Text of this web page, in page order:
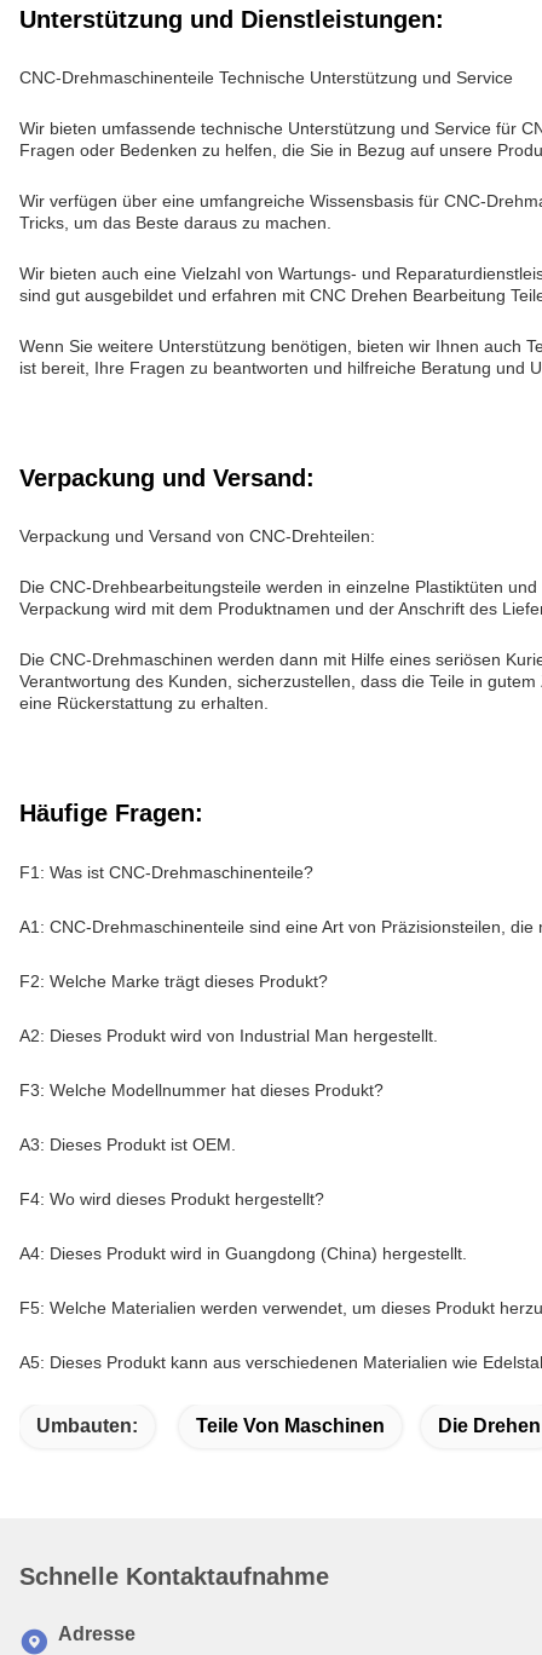
Unterstützung und Dienstleistungen:
CNC-Drehmaschinenteile Technische Unterstützung und Service
Wir bieten umfassende technische Unterstützung und Service für
Fragen oder Bedenken zu helfen, die Sie in Bezug auf unsere
Wir verfügen über eine umfangreiche Wissensbasis für CNC-
Tricks, um das Beste daraus zu machen.
Wir bieten auch eine Vielzahl von Wartungs- und
sind gut ausgebildet und erfahren mit CNC Drehen Bearbeitung
Wenn Sie weitere Unterstützung benötigen, bieten wir Ihnen auch
ist bereit, Ihre Fragen zu beantworten und hilfreiche Beratung und
Verpackung und Versand:
Verpackung und Versand von CNC-Drehteilen:
Die CNC-Drehbearbeitungsteile werden in einzelne Plastiktüten
Verpackung wird mit dem Produktnamen und der Anschrift des
Die CNC-Drehmaschinen werden dann mit Hilfe eines seriösen
Verantwortung des Kunden, sicherzustellen, dass die Teile in
eine Rückerstattung zu erhalten.
Häufige Fragen:
F1: Was ist CNC-Drehmaschinenteile?
A1: CNC-Drehmaschinenteile sind eine Art von Präzisionsteilen,
F2: Welche Marke trägt dieses Produkt?
A2: Dieses Produkt wird von Industrial Man hergestellt.
F3: Welche Modellnummer hat dieses Produkt?
A3: Dieses Produkt ist OEM.
F4: Wo wird dieses Produkt hergestellt?
A4: Dieses Produkt wird in Guangdong (China) hergestellt.
F5: Welche Materialien werden verwendet, um dieses Produkt
A5: Dieses Produkt kann aus verschiedenen Materialien wie
Umbauten: Teile Von Maschinen Die Drehen
Schnelle Kontaktaufnahme
Adresse